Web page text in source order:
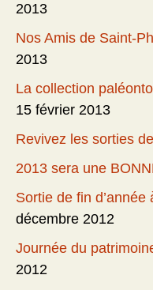
2013
Nos Amis de Saint-
2013
La collection
15 février 2013
Revivez les sorties
2013 sera une
Sortie de fin
décembre 2012
Journée du
2012